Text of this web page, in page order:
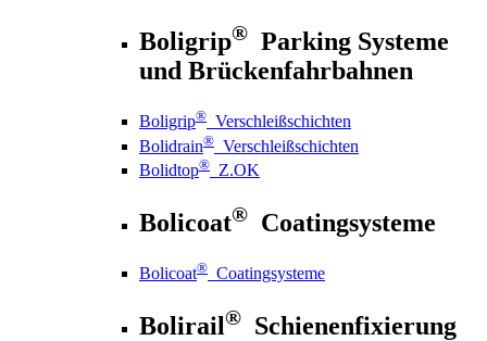
Boligrip® Parking Systeme
und Brückenfahrbahnen
Boligrip® Verschleißschichten
Bolidrain® Verschleißschichten
Bolidtop® Z.OK
Bolicoat® Coatingsysteme
Bolicoat® Coatingsysteme
Bolirail® Schienenfixierung